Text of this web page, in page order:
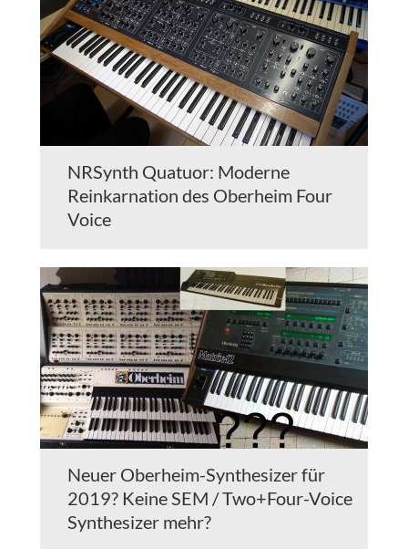
NRSynth Quatuor: Moderne
Reinkarnation des Oberheim Four
Voice
Neuer Oberheim-Synthesizer für
2019? Keine SEM / Two+Four-Voice
Synthesizer mehr?